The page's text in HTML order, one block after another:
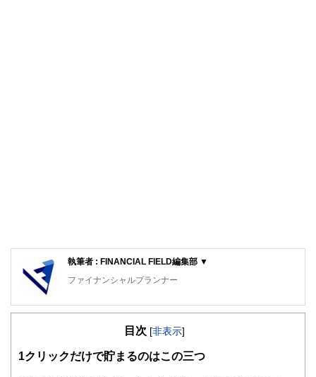
執筆者 : FINANCIAL FIELD編集部 ▼
ファイナンシャルプランナー
FinancialField編集部は、金融、経済に関する記事を、日々
知識がない方でも理解できるようわかりやすく発信していま
目次 [非表示]
1 クリックだけで貯まるのはこの三つ